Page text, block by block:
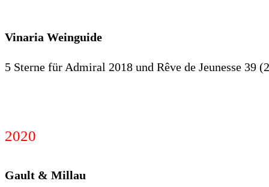
Vinaria Weinguide
5 Sterne für Admiral 2018 und Rêve de Jeunesse 39
2020
Gault & Millau